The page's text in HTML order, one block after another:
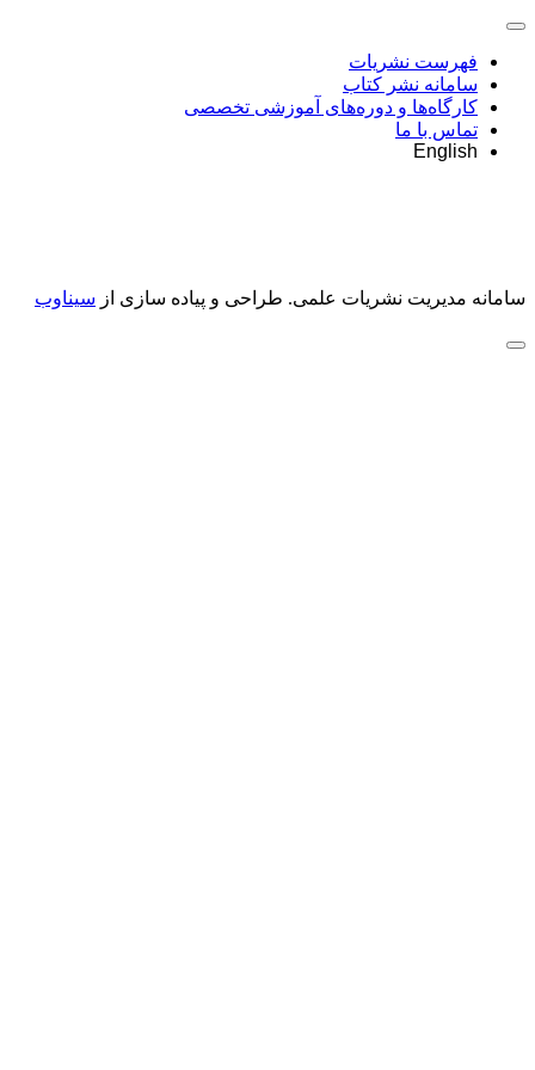
فهرست نشریات
سامانه نشر کتاب
کارگاه‌ها و دوره‌های آموزشی تخصصی
تماس با ما
English
سامانه مدیریت نشریات علمی. طراحی و پیاده سازی از سیناوب